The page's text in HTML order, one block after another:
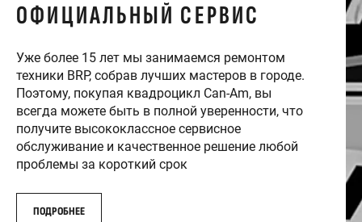
ОФИЦИАЛЬНЫЙ СЕРВИС
Уже более 15 лет мы занимаемся ремонтом
техники BRP, собрав лучших мастеров в городе.
Поэтому, покупая квадроцикл Can-Am, вы
всегда можете быть в полной уверенности, что
получите высококлассное сервисное
обслуживание и качественное решение любой
проблемы за короткий срок
ПОДРОБНЕЕ